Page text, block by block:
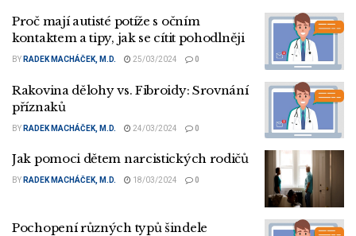
Proč mají autisté potíže s očním
kontaktem a tipy, jak se cítit pohodlněji
BY RADEK MACHÁČEK, M.D. 25/03/2024 0
Rakovina dělohy vs. Fibroidy: Srovnání
příznaků
BY RADEK MACHÁČEK, M.D. 24/03/2024 0
Jak pomoci dětem narcistických rodičů
BY RADEK MACHÁČEK, M.D. 18/03/2024 0
Pochopení různých typů šindele